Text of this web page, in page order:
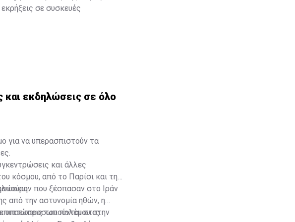
σε συσκευές
και εκδηλώσεις σε όλο
για να υπερασπιστούν τα
και άλλες
κόσμου, από το Παρίσι και τη
που ξέσπασαν στο Ιράν
από την αστυνομία ηθών, η
του πολέμου στην
υποεκπροσωπούνται στις